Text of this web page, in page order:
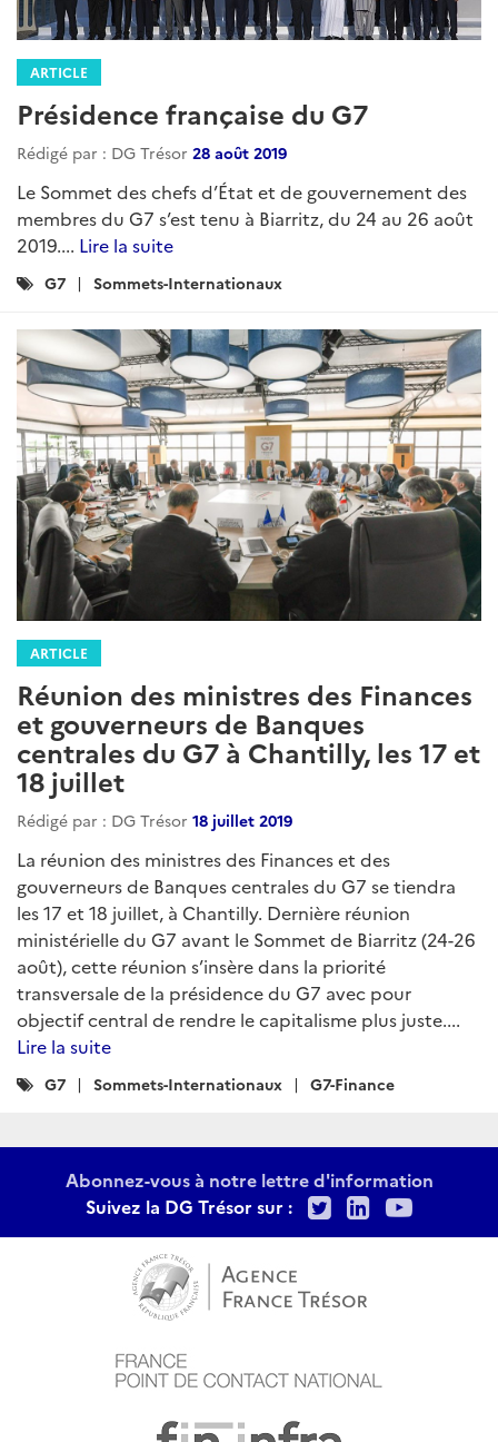
ARTICLE
Présidence française du G7
Rédigé par : DG Trésor 28 août 2019
Le Sommet des chefs d’État et de gouvernement des
membres du G7 s’est tenu à Biarritz, du 24 au 26 août
2019.... Lire la suite
Catégories
G7 Sommets-Internationaux
ARTICLE
Réunion des ministres des Finances
et gouverneurs de Banques
centrales du G7 à Chantilly, les 17 et
18 juillet
Rédigé par : DG Trésor 18 juillet 2019
La réunion des ministres des Finances et des
gouverneurs de Banques centrales du G7 se tiendra
les 17 et 18 juillet, à Chantilly. Dernière réunion
ministérielle du G7 avant le Sommet de Biarritz (24-26
août), cette réunion s’insère dans la priorité
transversale de la présidence du G7 avec pour
objectif central de rendre le capitalisme plus juste....
Lire la suite
Catégories
G7 Sommets-Internationaux G7-Finance
Abonnez-vous à notre lettre d'information
Suivez la DG Trésor sur :
TwitterLinkedIn